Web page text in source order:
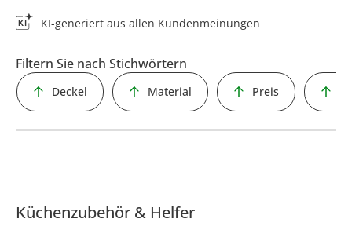
KI-generiert aus allen Kundenmeinungen
Filtern Sie nach Stichwörtern
Deckel Material Preis
Küchenzubehör & Helfer